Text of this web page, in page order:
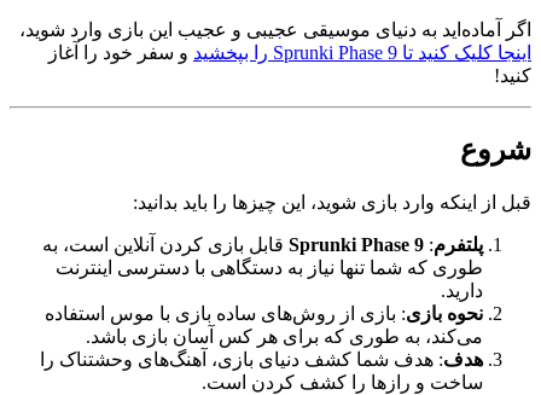
اگر آماده‌اید به دنیای موسیقی عجیبی و عجیب این بازی وارد شوید،
اینجا کلیک کنید تا Sprunki Phase 9 را بپخشید
و سفر خود را آغاز
کنید!
شروع
قبل از اینکه وارد بازی شوید، این چیزها را باید بدانید:
پلتفرم:
Sprunki Phase 9 قابل بازی کردن آنلاین است، به
طوری که شما تنها نیاز به دستگاهی با دسترسی اینترنت
دارید.
نحوه بازی: بازی از روش‌های ساده بازی با موس استفاده
می‌کند، به طوری که برای هر کس آسان بازی باشد.
هدف: هدف شما کشف دنیای بازی، آهنگ‌های وحشتناک را
ساخت و رازها را کشف کردن است.